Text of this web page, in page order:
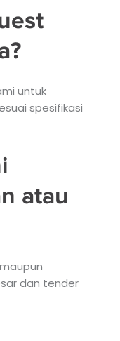
untuk
spesifikasi
atau
dan tender